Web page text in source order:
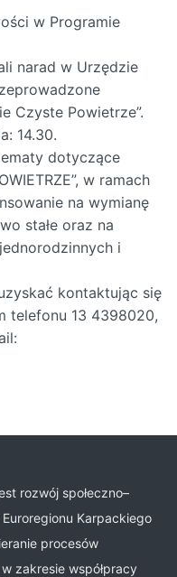
w Programie
narad w Urzędzie
Czyste Powietrze”.
14.30.
dotyczące
w ramach
na wymianę
stałe oraz na
i
kontaktując się
telefonu 13 4398020,
rozwój społeczno–
Karpackiego
procesów
zakresie współpracy